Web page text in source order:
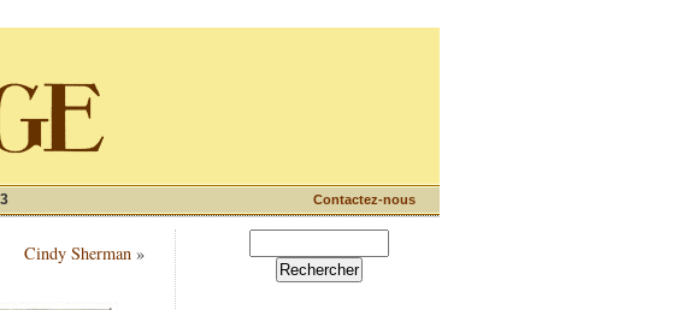
Contactez-nous
Cindy Sherman »